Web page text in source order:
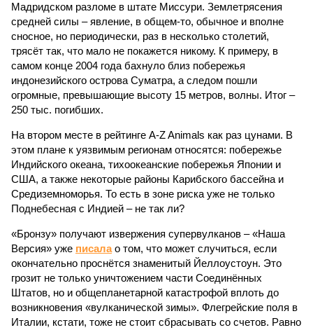
Мадридском разломе в штате Миссури. Землетрясения
средней силы – явление, в общем-то, обычное и вполне
сносное, но периодически, раз в несколько столетий,
трясёт так, что мало не покажется никому. К примеру, в
самом конце 2004 года бахнуло близ побережья
индонезийского острова Суматра, а следом пошли
огромные, превышающие высоту 15 метров, волны. Итог –
250 тыс. погибших.
На втором месте в рейтинге A-Z Animals как раз цунами. В
этом плане к уязвимым регионам относятся: побережье
Индийского океана, тихо­океанские побережья Японии и
США, а также некоторые районы Карибского бассейна и
Средиземноморья. То есть в зоне риска уже не только
Поднебесная с Индией – не так ли?
«Бронзу» получают извержения супервулканов – «Наша
Версия» уже писалао том, что может случиться, если
окончательно проснётся знаменитый Йеллоустоун. Это
грозит не только уничтожением части Соединённых
Штатов, но и общепланетарной катастрофой вплоть до
возникновения «вулканической зимы». Флегрейские поля в
Италии, кстати, тоже не стоит сбрасывать со счетов. Равно